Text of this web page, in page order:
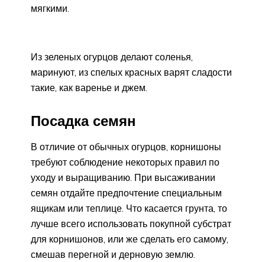
мягкими.
Из зеленых огурцов делают соленья,
маринуют, из спелых красных варят сладости
такие, как варенье и джем.
Посадка семян
В отличие от обычных огурцов, корнишоны
требуют соблюдение некоторых правил по
уходу и выращиванию. При высаживании
семян отдайте предпочтение специальным
ящикам или теплице. Что касается грунта, то
лучше всего использовать покупной субстрат
для корнишонов, или же сделать его самому,
смешав перегной и дерновую землю.